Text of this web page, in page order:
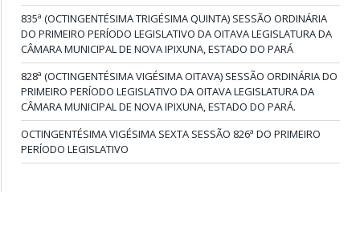
835ª (OCTINGENTÉSIMA TRIGÉSIMA QUINTA) SESSÃO ORDINÁRIA
DO PRIMEIRO PERÍODO LEGISLATIVO DA OITAVA LEGISLATURA DA
CÂMARA MUNICIPAL DE NOVA IPIXUNA, ESTADO DO PARÁ
828ª (OCTINGENTÉSIMA VIGÉSIMA OITAVA) SESSÃO ORDINÁRIA DO
PRIMEIRO PERÍODO LEGISLATIVO DA OITAVA LEGISLATURA DA
CÂMARA MUNICIPAL DE NOVA IPIXUNA, ESTADO DO PARÁ.
OCTINGENTÉSIMA VIGÉSIMA SEXTA SESSÃO 826ª DO PRIMEIRO
PERÍODO LEGISLATIVO